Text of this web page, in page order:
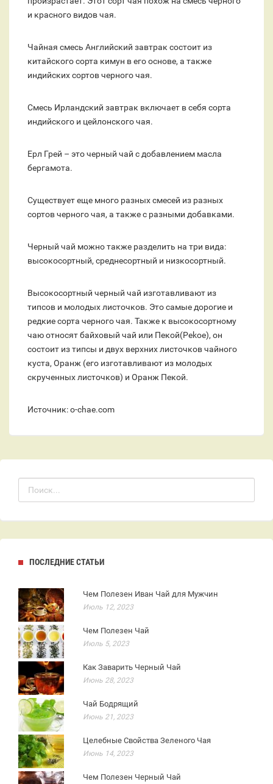
и красного видов чая.
Чайная смесь Английский завтрак состоит из
китайского сорта кимун в его основе, а также
индийских сортов черного чая.
Смесь Ирландский завтрак включает в себя сорта
индийского и цейлонского чая.
Ерл Грей – это черный чай с добавлением масла
бергамота.
Существует еще много разных смесей из разных
сортов черного чая, а также с разными добавками.
Черный чай можно также разделить на три вида:
высокосортный, среднесортный и низкосортный.
Высокосортный черный чай изготавливают из
типсов и молодых листочков. Это самые дорогие и
редкие сорта черного чая. Также к высокосортному
чаю относят байховый чай или Пекой(Pekoe), он
состоит из типсы и двух верхних листочков чайного
куста, Оранж (его изготавливают из молодых
скрученных листочков) и Оранж Пекой.
Источник: o-chae.com
ПОСЛЕДНИЕ СТАТЬИ
Чем Полезен Иван Чай для Мужчин
Июль 12, 2023
Чем Полезен Чай
Июль 5, 2023
Как Заварить Черный Чай
Июнь 28, 2023
Чай Бодрящий
Июнь 21, 2023
Целебные Свойства Зеленого Чая
Июнь 14, 2023
Чем Полезен Черный Чай